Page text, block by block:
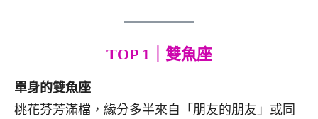
TOP 1｜雙魚座
單身的雙魚座
桃花芬芳滿檔，緣分多半來自「朋友的朋友」或同